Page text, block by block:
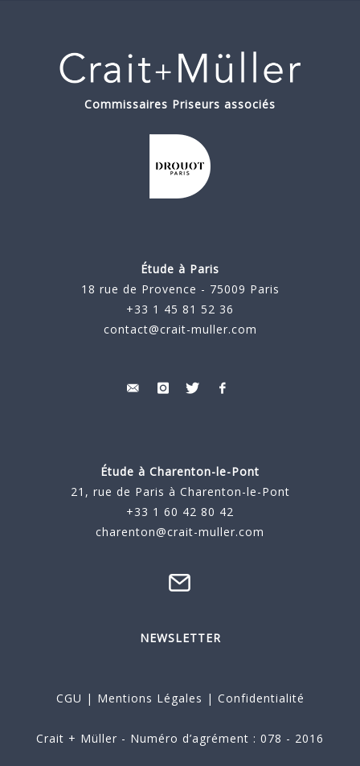
Commissaires Priseurs associés
Étude à Paris
18 rue de Provence - 75009 Paris
+33 1 45 81 52 36
contact@crait-muller.com
Étude à Charenton-le-Pont
21, rue de Paris à Charenton-le-Pont
+33 1 60 42 80 42
charenton@crait-muller.com
NEWSLETTER
CGU | Mentions Légales | Confidentialité
Crait + Müller - Numéro d’agrément : 078 - 2016